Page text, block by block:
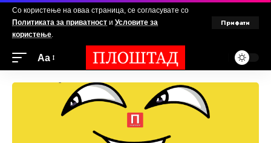
Со користење на оваа страница, се согласувате со
Политиката за приватност и Условите за
користење.
Прифати
Аа